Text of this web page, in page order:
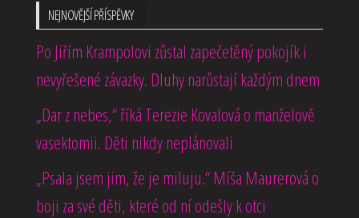
NEJNOVĚJŠÍ PŘÍSPĚVKY
Po Jiřím Krampolovi zůstal zapečetěný pokojík i
nevyřešené závazky. Dluhy narůstají každým dnem
„Dar z nebes,“ říká Terezie Kovalová o manželově
vasektomii. Děti nikdy neplánovali
„Psala jsem jim, že je miluju.“ Míša Maurerová o
boji za své děti, které od ní odešly k otci